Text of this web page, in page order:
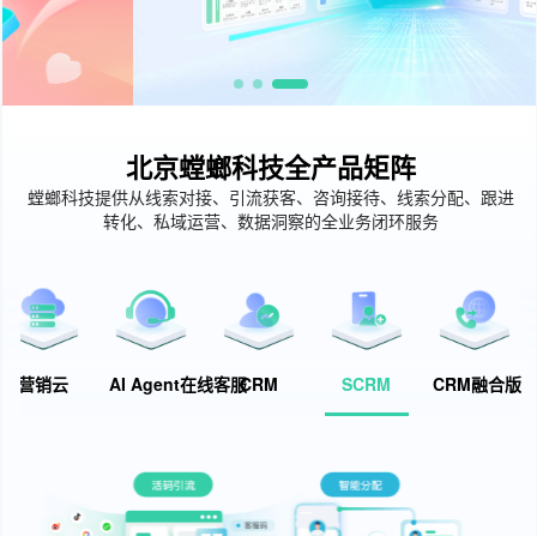
北京螳螂科技全产品矩阵
螳螂科技提供从线索对接、引流获客、咨询接待、线索分配、跟进
转化、私域运营、数据洞察的全业务闭环服务
营销云 AI Agent在线客服CRM SCRM CRM融合版